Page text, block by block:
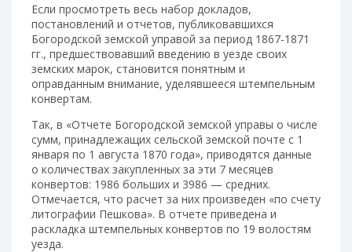
Если просмотреть весь набор докладов,
постановлений и отчетов, публиковавшихся
Богородской земской управой за период 1867-1871
гг., предшествовавший введению в уезде своих
земских марок, становится понятным и
оправданным внимание, уделявшееся штемпельным
конвертам.
Так, в «Отчете Богородской земской управы о числе
сумм, принадлежащих сельской зем­ской почте с 1
января по 1 августа 1870 года», приводятся данные
о количествах закупленных за эти 7 месяцев
конвертов: 1986 больших и 3986 — средних.
Отмечается, что расчет за них произведен «по счету
литографии Пешкова». В отчете приведена и
раскладка штемпельных конвертов по 19 волостям
уезда.